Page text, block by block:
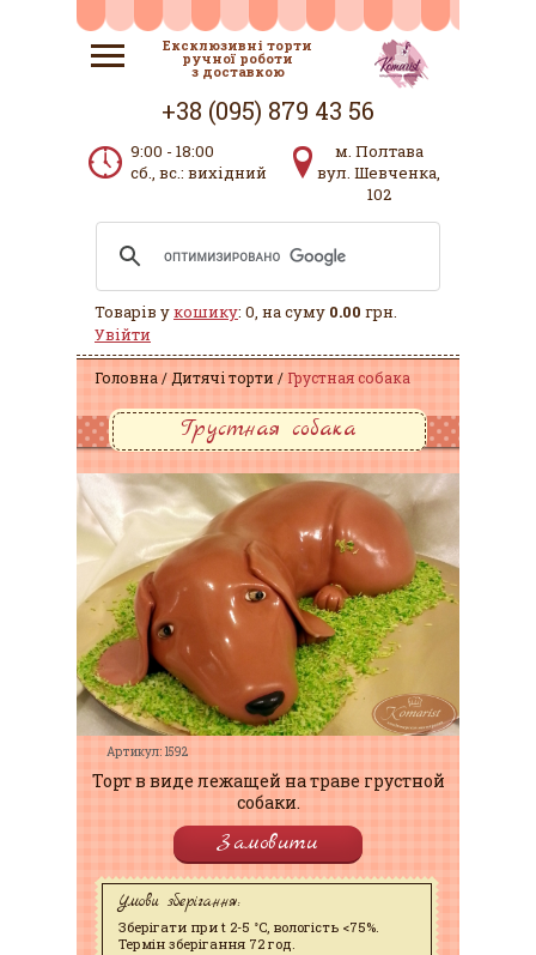
Ексклюзивні торти
ручної роботи
з доставкою
+38 (095) 879 43 56
9:00 - 18:00
сб., вс.: вихідний
м. Полтава
вул. Шевченка,
102
Товарів укошику: 0, на суму 0.00 грн.
Увійти
Головна Дитячі торти Грустная собака
Грустная собака
Артикул: 1592
Торт в виде лежащей на траве грустной
собаки.
Замовити
Умови зберігання:
Зберігати при t 2-5 °C, вологість <75%.
Термін зберігання 72 год.